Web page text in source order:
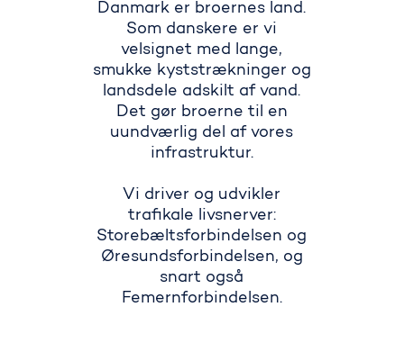
Danmark er broernes land.
Som danskere er vi
velsignet med lange‚
smukke kyststrækninger og
landsdele adskilt af vand.
Det gør broerne til en
uundværlig del af vores
infrastruktur.
Vi driver og udvikler
trafikale livsnerver:
Storebæltsforbindelsen og
Øresundsforbindelsen, og
snart også
Femernforbindelsen.